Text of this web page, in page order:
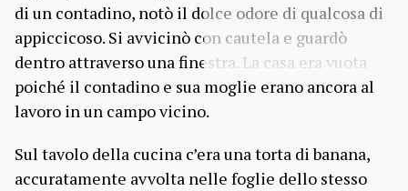
di un contadino, notò il dolce odore di qualcosa di
appiccicoso. Si avvicinò con cautela e guardò
dentro attraverso una finestra. La casa era vuota
poiché il contadino e sua moglie erano ancora al
lavoro in un campo vicino.
Sul tavolo della cucina c’era una torta di banana,
accuratamente avvolta nelle foglie dello stesso